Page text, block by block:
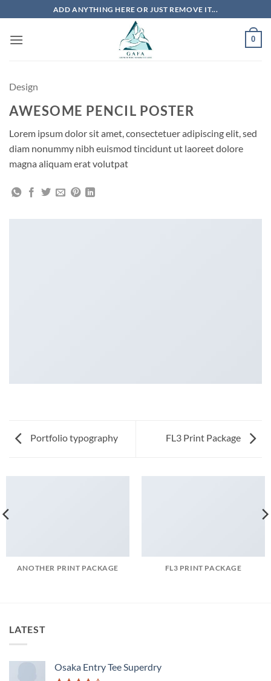
to
content
ADD ANYTHING HERE OR JUST REMOVE IT...
0
Design
AWESOME PENCIL POSTER
Lorem ipsum dolor sit amet, consectetuer adipiscing elit, sed
diam nonummy nibh euismod tincidunt ut laoreet dolore
magna aliquam erat volutpat
Portfolio typography FL3 Print Package
ANOTHER PRINT PACKAGE FL3 PRINT PACKAGE
LATEST
Osaka Entry Tee Superdry